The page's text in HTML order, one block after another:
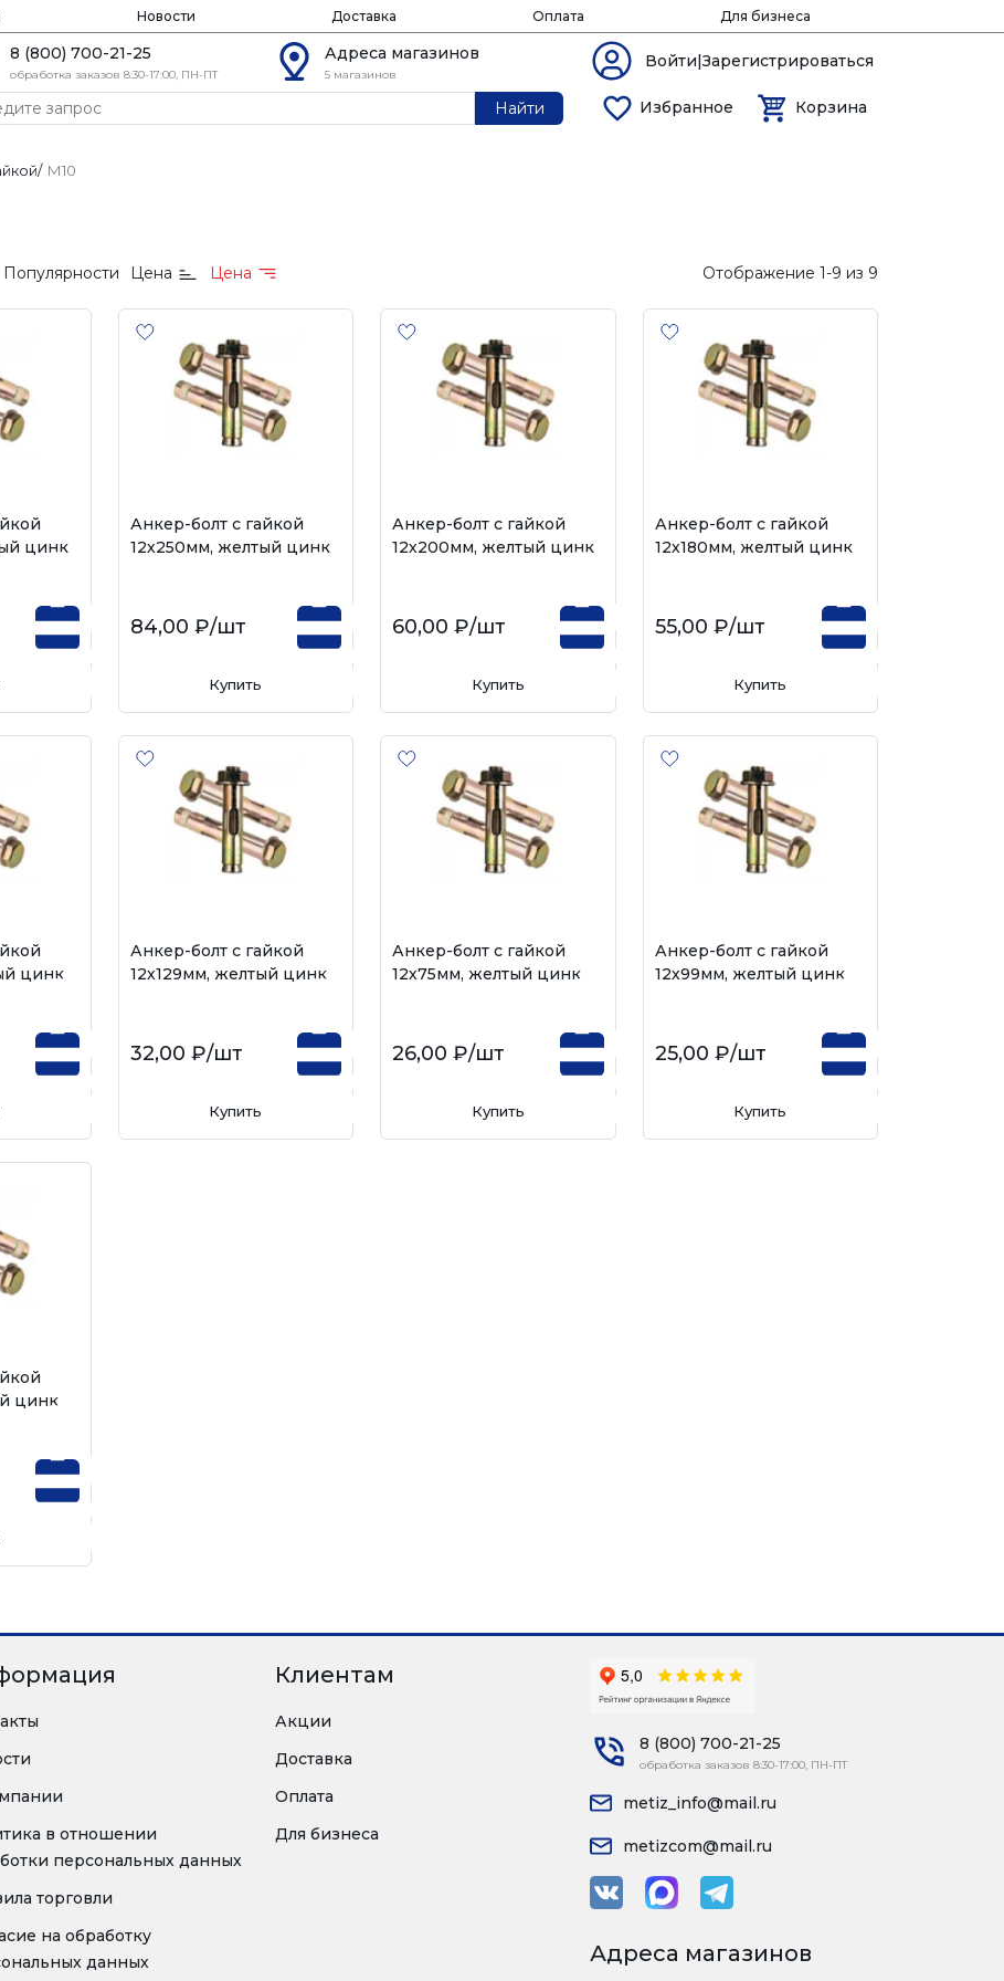
Новости Доставка Оплата Для бизнеса
8 (800) 700-21-25
обработка заказов 8:30-17:00, ПН-ПТ
Адреса магазинов
5 магазинов
Войти|Зарегистрироваться
Найти Избранное Корзина
/ М10
Популярности Цена Цена Отображение 1-9 из 9
цинк
Анкер-болт с гайкой
12х250мм, желтый цинк
84,00 ₽/шт
Купить
Анкер-болт с гайкой
12х200мм, желтый цинк
60,00 ₽/шт
Купить
Анкер-болт с гайкой
12х180мм, желтый цинк
55,00 ₽/шт
Купить
цинк
Анкер-болт с гайкой
12х129мм, желтый цинк
32,00 ₽/шт
Купить
Анкер-болт с гайкой
12х75мм, желтый цинк
26,00 ₽/шт
Купить
Анкер-болт с гайкой
12х99мм, желтый цинк
25,00 ₽/шт
Купить
цинк
в отношении
персональных данных
торговли
на обработку
данных
Клиентам
Акции
Доставка
Оплата
Для бизнеса
8 (800) 700-21-25
обработка заказов 8:30-17:00, ПН-ПТ
metiz_info@mail.ru
metizcom@mail.ru
Адреса магазинов